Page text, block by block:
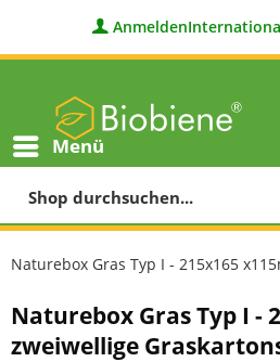
Anmelden
Menü
Naturebox Gras Typ I - 215x165
Naturebox Gras Typ I -
zweiwellige